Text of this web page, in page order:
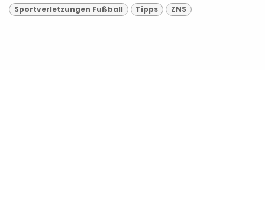
Sportverletzungen Fußball Tipps ZNS